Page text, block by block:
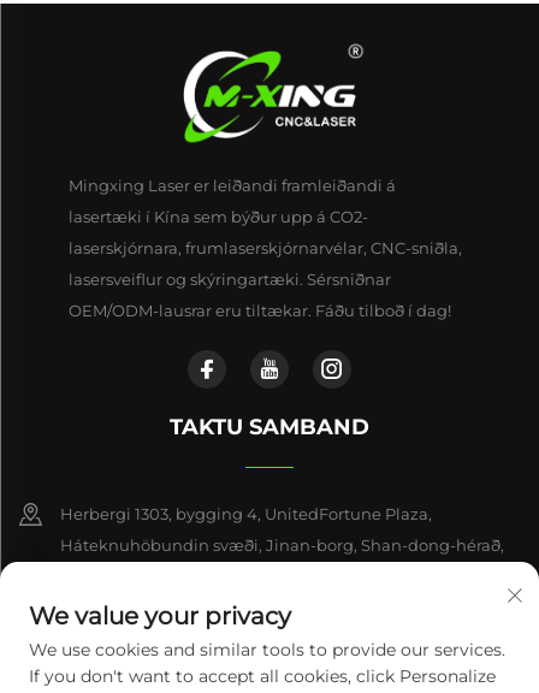
Mingxing Laser er leiðandi framleiðandi á
lasertæki í Kína sem býður upp á CO2-
laserskjórnara, frumlaserskjórnarvélar, CNC-sniðla,
lasersveiflur og skýringartæki. Sérsniðnar
OEM/ODM-lausrar eru tiltækar. Fáðu tilboð í dag!
TAKTU SAMBAND
Herbergi 1303, bygging 4, UnitedFortune Plaza,
Háteknuhöbundin svæði, Jinan-borg, Shan-dong-hérað,
+86-17863846870
[email protected]
We value your privacy
We use cookies and similar tools to provide our services.
If you don't want to accept all cookies, click Personalize